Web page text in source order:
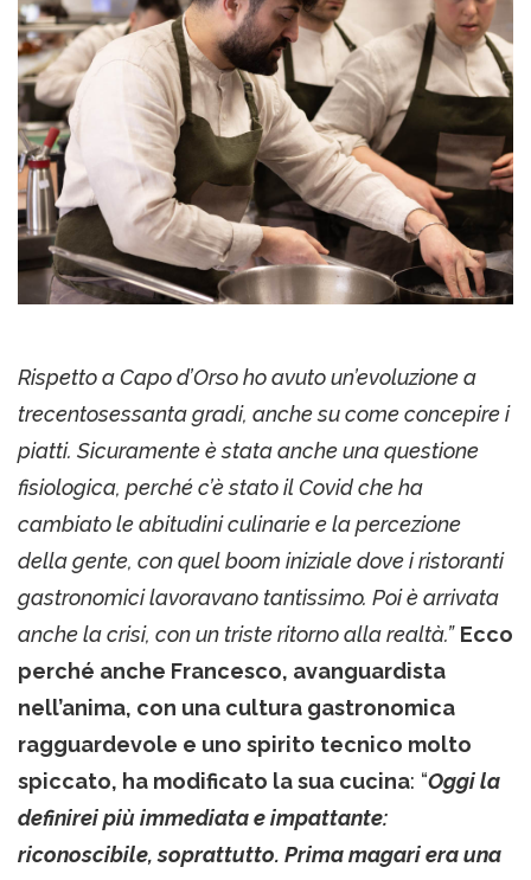
Rispetto a Capo d’Orso ho avuto un’evoluzione a
trecentosessanta gradi, anche su come concepire i
piatti. Sicuramente è stata anche una questione
fisiologica, perché c’è stato il Covid che ha
cambiato le abitudini culinarie e la percezione
della gente, con quel boom iniziale dove i ristoranti
gastronomici lavoravano tantissimo. Poi è arrivata
anche la crisi, con un triste ritorno alla realtà.” Ecco
perché anche Francesco, avanguardista
nell’anima, con una cultura gastronomica
ragguardevole e uno spirito tecnico molto
spiccato, ha modificato la sua cucina: “Oggi la
definirei più immediata e impattante:
riconoscibile, soprattutto. Prima magari era una